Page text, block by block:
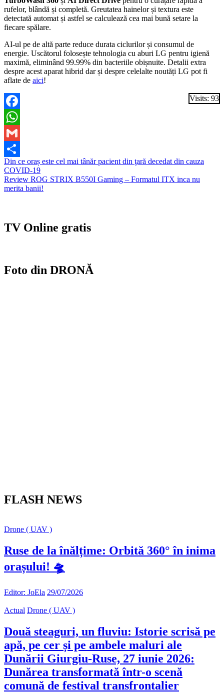
rufelor, blândă și completă. Greutatea hainelor și textura este
detectată automat și astfel se calculează cea mai bună setare la
fiecare spălare.
AI-ul pe de altă parte reduce durata ciclurilor și consumul de
energie. Uscătorul folosește tehnologia cu aburi LG pentru igienă
maximă, eliminând 99.99% din bacteriile obișnuite. Detalii extra
despre acest aparat hibrid dar și despre celelalte noutăți LG pot fi
aflate de aici!
Visits: 93
Facebook
WhatsApp
Gmail
Partajează
Navigare
în
articole
Din ce oraș este cel mai tânăr pacient din ţară decedat din cauza
COVID-19
Review ROG STRIX B550I Gaming – Formatul ITX inca nu
merita banii!
TV Online gratis
Foto din DRONĂ
FLASH NEWS
Drone ( UAV )
Ruse de la înălțime: Orbită 360° în inima
orașului! 🛸
Editor: JoEla 29/07/2026
Actual Drone ( UAV )
Două steaguri, un fluviu: Istorie scrisă pe
apă, pe cer și pe ambele maluri ale
Dunării Giurgiu-Ruse, 27 iunie 2026:
Dunărea transformată într-o scenă
comună de festival transfrontalier